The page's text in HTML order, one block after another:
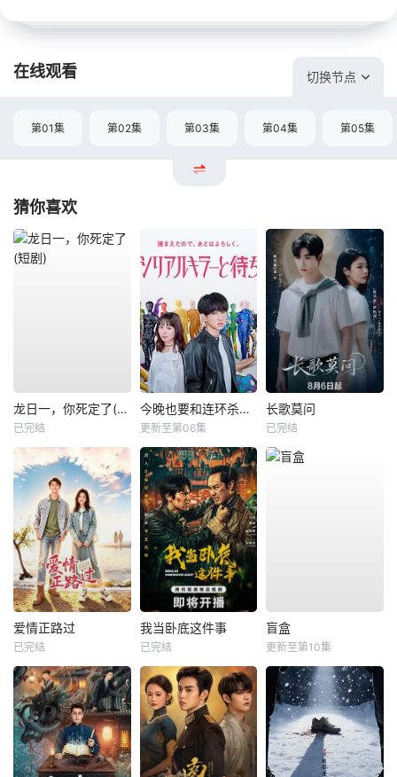
在线观看 切换节点
第01集 第02集 第03集 第04集 第05集
猜你喜欢
龙日一，你死定了(短剧)
已完结
今晚也要和连环杀手约会
更新至第06集
长歌莫问
已完结
爱情正路过
已完结
我当卧底这件事
已完结
盲盒
更新至第10集